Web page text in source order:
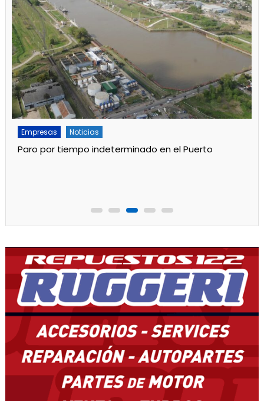
Empresas Noticias
Paro por tiempo indeterminado en el Puerto